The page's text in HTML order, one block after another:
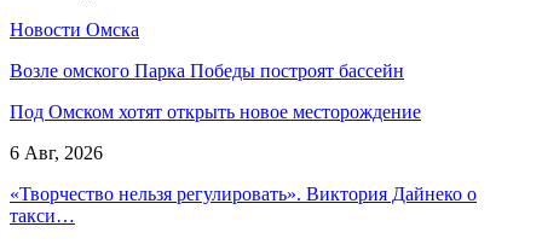
Новости Омска
Возле омского Парка Победы построят бассейн
Под Омском хотят открыть новое месторождение
6 Авг, 2026
«Творчество нельзя регулировать». Виктория Дайнеко о
такси…